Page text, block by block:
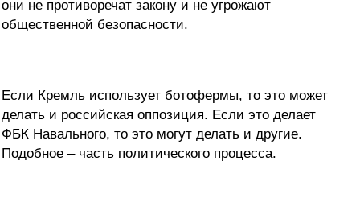
они не противоречат закону и не угрожают
общественной безопасности.
Если Кремль использует ботофермы, то это может
делать и российская оппозиция. Если это делает
ФБК Навального, то это могут делать и другие.
Подобное – часть политического процесса.